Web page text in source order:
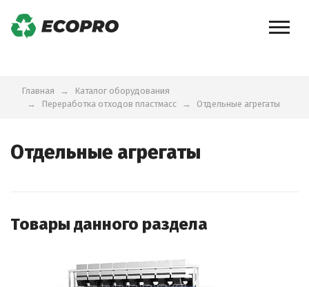
Главная
Каталог оборудования
Переработка отходов пластмасс
Отдельные агрегаты
Отдельные агрегаты
Товары данного раздела